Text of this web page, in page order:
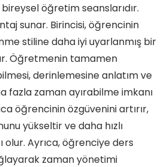
öğretim seanslarıdır.
sunar. Birincisi, öğrencinin
stiline daha iyi uyarlanmış bir
Öğretmenin tamamen
derinlemesine anlatım ve
fazla zaman ayırabilme imkanı
öğrencinin özgüvenini artırır,
yükseltir ve daha hızlı
olur. Ayrıca, öğrenciye ders
zaman yönetimi